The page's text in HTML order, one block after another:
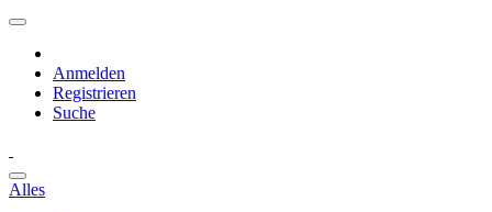
Anmelden
Registrieren
Suche
Alles